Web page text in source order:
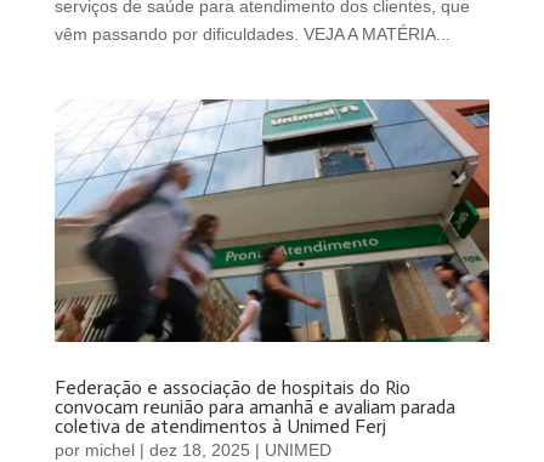
serviços de saúde para atendimento dos clientes, que
vêm passando por dificuldades. VEJA A MATÉRIA...
Federação e associação de hospitais do Rio
convocam reunião para amanhã e avaliam parada
coletiva de atendimentos à Unimed Ferj
por michel| dez 18, 2025 | UNIMED